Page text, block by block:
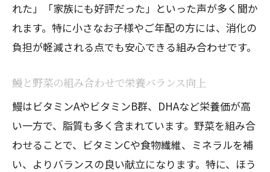
うなぎに合う副菜で食事をより健康的に
食べ合わせダメな食材を避けた副菜選び
鰻と野菜の組み合わせで家族も大満足
うなぎに合う副菜で栄養バランスアップ
栄養バランスから考える鰻の食べ方
鰻と野菜を組み合わせた理想の栄養バラ
ンス
うなぎの食べ合わせで健康的な献立を実
れた」「家族にも好評だった」といった声が多く聞か
れます。特に小さなお子様やご年配の方には、消化の
負担が軽減される点でも安心できる組み合わせです。
鰻と野菜の組み合わせで栄養バランス向上
鰻はビタミンAやビタミンB群、DHAなど栄養価が高
い一方で、脂質も多く含まれています。野菜を組み合
わせることで、ビタミンCや食物繊維、ミネラルを補
い、よりバランスの良い献立になります。特に、ほう